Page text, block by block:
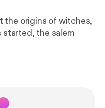
the origins of witches,
the salem